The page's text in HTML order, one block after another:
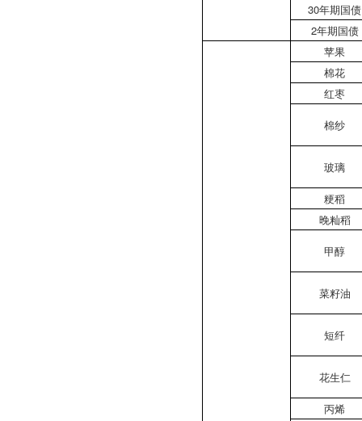
30年期国债
2年期国债
苹果
棉花
红枣
棉纱
玻璃
粳稻
晚籼稻
甲醇
菜籽油
短纤
花生仁
丙烯